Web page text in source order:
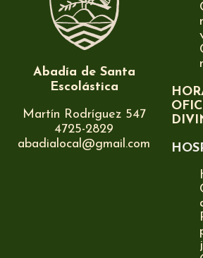
Abadía de Santa
Escolástica
Martín Rodríguez 547
4725-2829
abadialocal@gmail.com